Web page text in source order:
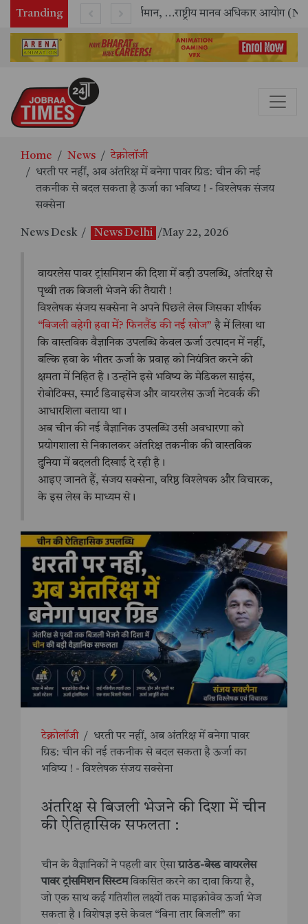
Tranding राष्ट्रीय मानव अधिकार आयोग (NHRC) के ऑनलाइन इंटर्नशिप कार्यक्रम का समापन, 21 राज्यों के छात्रों ने किया सफलतापूर्वक पूर्ण
Home News
टेक्नोलॉजी
धरती पर नहीं, अब अंतरिक्ष में बनेगा पावर ग्रिड: चीन की नई
तकनीक से बदल सकता है ऊर्जा का भविष्य ! - विश्लेषक संजय
सक्सेना
News Desk / News Delhi /May 22, 2026
वायरलेस पावर ट्रांसमिशन की दिशा में बड़ी उपलब्धि, अंतरिक्ष से
पृथ्वी तक बिजली भेजने की तैयारी !
विश्लेषक संजय सक्सेना ने अपने पिछले लेख जिसका शीर्षक
“बिजली बहेगी हवा में? फिनलैंड की नई खोज” है में लिखा था
कि वास्तविक वैज्ञानिक उपलब्धि केवल ऊर्जा उत्पादन में नहीं,
बल्कि हवा के भीतर ऊर्जा के प्रवाह को नियंत्रित करने की
क्षमता में निहित है। उन्होंने इसे भविष्य के मेडिकल साइंस,
रोबोटिक्स, स्मार्ट डिवाइसेज और वायरलेस ऊर्जा नेटवर्क की
आधारशिला बताया था।
अब चीन की नई वैज्ञानिक उपलब्धि उसी अवधारणा को
प्रयोगशाला से निकालकर अंतरिक्ष तकनीक की वास्तविक
दुनिया में बदलती दिखाई दे रही है।
आइए जानते हैं, संजय सक्सेना, वरिष्ठ विश्लेषक और विचारक,
के इस लेख के माध्यम से।
टेक्नोलॉजी /
धरती पर नहीं, अब अंतरिक्ष में बनेगा पावर
ग्रिड: चीन की नई तकनीक से बदल सकता है ऊर्जा का
भविष्य ! - विश्लेषक संजय सक्सेना
अंतरिक्ष से बिजली भेजने की दिशा में चीन
की ऐतिहासिक सफलता :
चीन के वैज्ञानिकों ने पहली बार ऐसाग्राउंड-बेस्ड वायरलेस
पावर ट्रांसमिशन सिस्टमविकसित करने का दावा किया है,
जो एक साथ कई गतिशील लक्ष्यों तक माइक्रोवेव ऊर्जा भेज
सकता है। विशेषज्ञ इसे केवल “बिना तार बिजली” का